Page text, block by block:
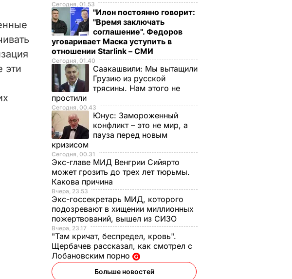
эти
Сегодня, 01.53
"Илон постоянно говорит:
"Время заключать
соглашение". Федоров
уговаривает Маска уступить в
отношении Starlink – СМИ
Сегодня, 01.40
Саакашвили: Мы вытащили
Грузию из русской
трясины. Нам этого не
простили
Сегодня, 00.43
Юнус: Замороженный
конфликт – это не мир, а
пауза перед новым
кризисом
Сегодня, 00.31
Экс-главе МИД Венгрии Сийярто
может грозить до трех лет тюрьмы.
Какова причина
Вчера, 23.53
Экс-госсекретарь МИД, которого
подозревают в хищении миллионных
пожертвований, вышел из СИЗО
Вчера, 23.17
"Там кричат, беспредел, кровь".
Щербачев рассказал, как смотрел с
Лобановским порно
Больше новостей